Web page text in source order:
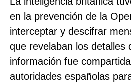
en la prevención de la
interceptar y descifrar
que revelaban los detalles
información fue
autoridades españolas